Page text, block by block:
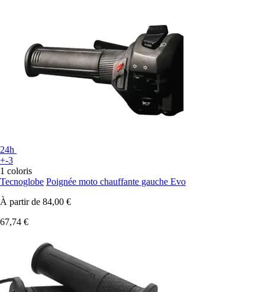
24h
+-3
1 coloris
Tecnoglobe Poignée moto chauffante gauche Evo
À partir de 84,00 €
67,74 €